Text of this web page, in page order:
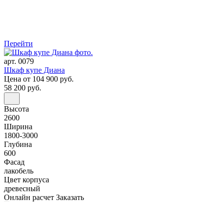
Перейти
арт. 0079
Шкаф купе Диана
Цена от 104 900 руб.
58 200 руб.
Высота
2600
Ширина
1800-3000
Глубина
600
Фасад
лакобель
Цвет корпуса
древесный
Онлайн расчет Заказать